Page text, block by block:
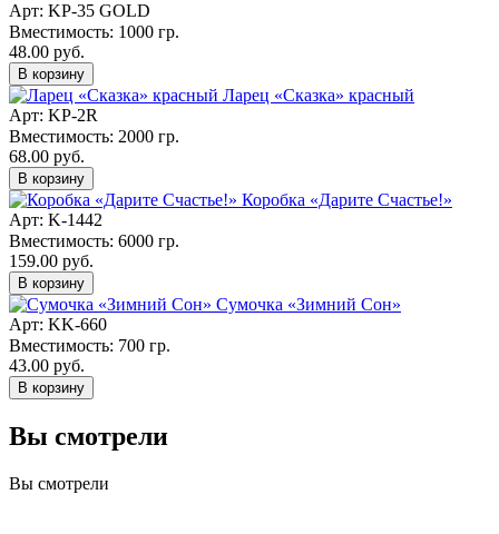
Арт: KP-35 GOLD
Вместимость: 1000 гр.
48.00 руб.
В корзину
Ларец «Сказка» красный
Арт: KP-2R
Вместимость: 2000 гр.
68.00 руб.
В корзину
Коробка «Дарите Счастье!»
Арт: K-1442
Вместимость: 6000 гр.
159.00 руб.
В корзину
Сумочка «Зимний Сон»
Арт: KK-660
Вместимость: 700 гр.
43.00 руб.
В корзину
Вы смотрели
Вы смотрели